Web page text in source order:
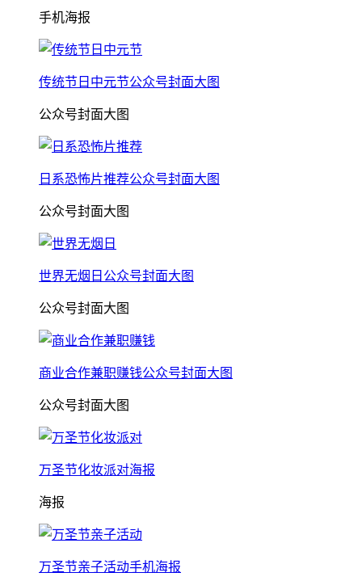
手机海报
传统节日中元节公众号封面大图
公众号封面大图
日系恐怖片推荐公众号封面大图
公众号封面大图
世界无烟日公众号封面大图
公众号封面大图
商业合作兼职赚钱公众号封面大图
公众号封面大图
万圣节化妆派对海报
海报
万圣节亲子活动手机海报